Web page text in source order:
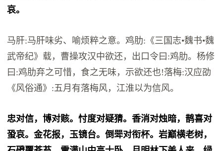
哀。
马肝:马肝味劣、喻烦粹之意。鸡肋:《三国志•魏书•魏
武帝纪》载，曹操攻汉中欲还，出口令曰:鸡肋。杨修
曰:鸡肋弃之可惜，食之无味，示欲还也!落梅:汉应劭
《风俗通》:五月有落梅风，江淮以为信风。
忠对信，博对赅。忖度对疑猜。香消对烛暗，鹊喜对
蛩哀。金花报，玉镜台。倒斝对衔杯。岩巅横老树，